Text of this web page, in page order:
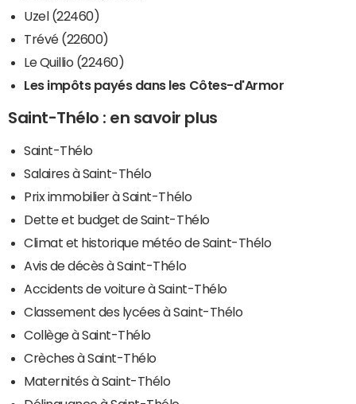
Uzel (22460)
Trévé (22600)
Le Quillio (22460)
Les impôts payés dans les Côtes-d'Armor
Saint-Thélo : en savoir plus
Saint-Thélo
Salaires à Saint-Thélo
Prix immobilier à Saint-Thélo
Dette et budget de Saint-Thélo
Climat et historique météo de Saint-Thélo
Avis de décès à Saint-Thélo
Accidents de voiture à Saint-Thélo
Classement des lycées à Saint-Thélo
Collège à Saint-Thélo
Crèches à Saint-Thélo
Maternités à Saint-Thélo